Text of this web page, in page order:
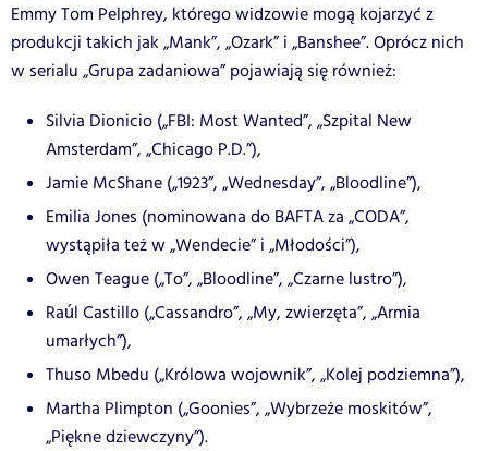
Emmy Tom Pelphrey, którego widzowie mogą kojarzyć z
produkcji takich jak „Mank”, „Ozark” i „Banshee”. Oprócz nich
w serialu „Grupa zadaniowa” pojawiają się również:
Silvia Dionicio („FBI: Most Wanted”, „Szpital New
Amsterdam”, „Chicago P.D.”),
Jamie McShane („1923”, „Wednesday”, „Bloodline”),
Emilia Jones (nominowana do BAFTA za „CODA”,
wystąpiła też w „Wendecie” i „Młodości”),
Owen Teague („To”, „Bloodline”, „Czarne lustro”),
Raúl Castillo („Cassandro”, „My, zwierzęta”, „Armia
umarłych”),
Thuso Mbedu („Królowa wojownik”, „Kolej podziemna”),
Martha Plimpton („Goonies”, „Wybrzeże moskitów”,
„Piękne dziewczyny”).